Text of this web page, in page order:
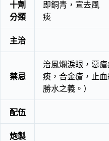
十劑
分類
即銅青，宣去風
痰
主治
禁忌
治風爛淚眼，惡
痰，合金瘡，止
勝水之義。）
配伍
炮製